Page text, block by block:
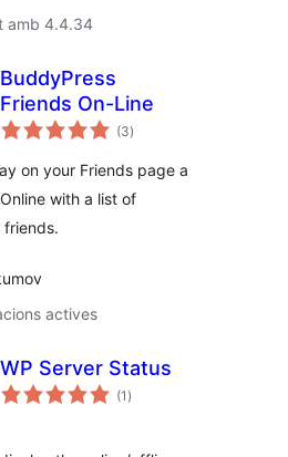
amb 4.4.34
BuddyPress
Friends On-Line
(3puntuacions
totals
)
on your Friends page a
with a list of
friends.
actives
WP Server Status
(1 puntuacions
totals
)